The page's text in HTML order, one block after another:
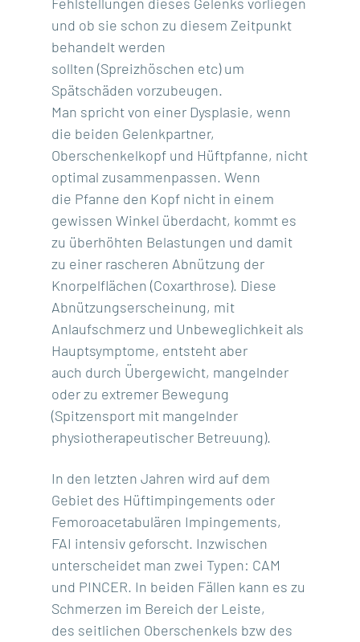
und ob sie schon zu diesem Zeitpunkt
behandelt werden
sollten (Spreizhöschen etc) um
Spätschäden vorzubeugen.
Man spricht von einer Dysplasie, wenn
die beiden Gelenkpartner,
Oberschenkelkopf und Hüftpfanne, nicht
optimal zusammenpassen. Wenn
die Pfanne den Kopf nicht in einem
gewissen Winkel überdacht, kommt es
zu überhöhten Belastungen und damit
zu einer rascheren Abnützung der
Knorpelflächen (Coxarthrose). Diese
Abnützungserscheinung, mit
Anlaufschmerz und Unbeweglichkeit als
Hauptsymptome, entsteht aber
auch durch Übergewicht, mangelnder
oder zu extremer Bewegung
(Spitzensport mit mangelnder
physiotherapeutischer Betreuung).
In den letzten Jahren wird auf dem
Gebiet des Hüftimpingements oder
Femoroacetabulären Impingements,
FAI intensiv geforscht. Inzwischen
unterscheidet man zwei Typen: CAM
und PINCER. In beiden Fällen kann es zu
Schmerzen im Bereich der Leiste,
des seitlichen Oberschenkels bzw des